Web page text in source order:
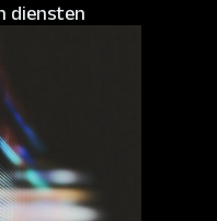
diensten